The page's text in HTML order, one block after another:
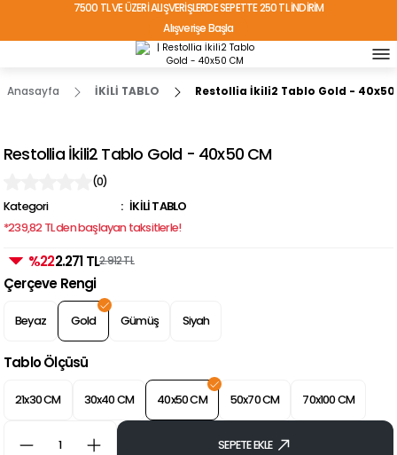
7500 TL VE ÜZERİ ALIŞVERİŞLERDE SEPETTE 250 TL İNDİRİM
Alışverişe Başla
TÜRKİYE'NİN HER YERİNE ÜCRETSİZ KARGO!
Anasayfa İKİLİ TABLO Restollia İkili2 Tablo Gold - 40x50
Restollia İkili2 Tablo Gold - 40x50 CM
(0)
Kategori
İKİLİ TABLO
*239,82 TL den başlayan taksitlerle!
%222.271 TL2.912 TL
Çerçeve Rengi
Beyaz Gold Gümüş Siyah
Tablo Ölçüsü
21x30 CM 30x40 CM 40x50 CM 50x70 CM 70x100 CM
SEPETE EKLE